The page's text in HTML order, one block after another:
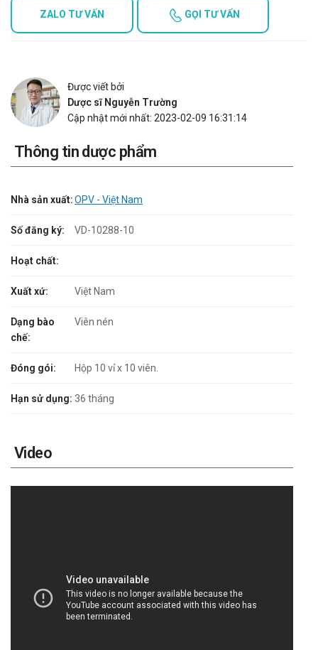
ZALO TƯ VẤN GỌI TƯ VẤN
Được viết bởi
Dược sĩ Nguyễn Trường
Cập nhật mới nhất: 2023-02-09 16:31:14
Thông tin dược phẩm
Nhà sản xuất:OPV - Việt Nam
Số đăng ký: VD-10288-10
Hoạt chất:
Xuất xứ: Việt Nam
Dạng bào
chế:
Viên nén
Đóng gói: Hộp 10 vỉ x 10 viên.
Hạn sử dụng: 36 tháng
Video